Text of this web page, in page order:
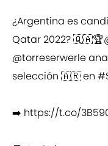
¿Argentina es
Qatar 2022? 🇶🇦🏆
@torreserwerle
selección 🇦🇷 en
➡️ https://t.co/